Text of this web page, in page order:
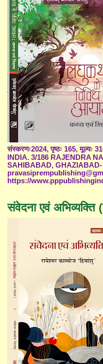
संस्करणः2024, पृष्ठः 165, मूल्यः
INDIA. 3/186 RAJENDRA
SAHIBABAD, GHAZIABAD-
https://
संवेदना एवं अभिव्यक्ति